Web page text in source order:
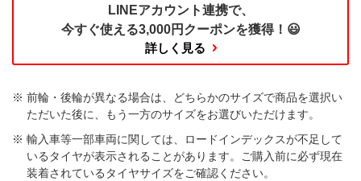
LINEアカウント連携で、
今すぐ使える3,000円クーポンを獲得！😃
詳しく見る
前輪・後輪が異なる場合は、どちらかのサイズで商品を選択い
ただいた後に、もう一方のサイズをお選びいただけます。​
輸入車等一部車両に関しては、ロードインデックスが不足して
いるタイヤが表示されることがあります。ご購入前に必ず現在
装着されているタイヤサイズをご確認ください。